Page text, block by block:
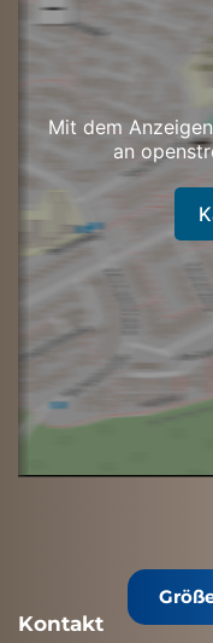
Mit dem
an
Kontakt